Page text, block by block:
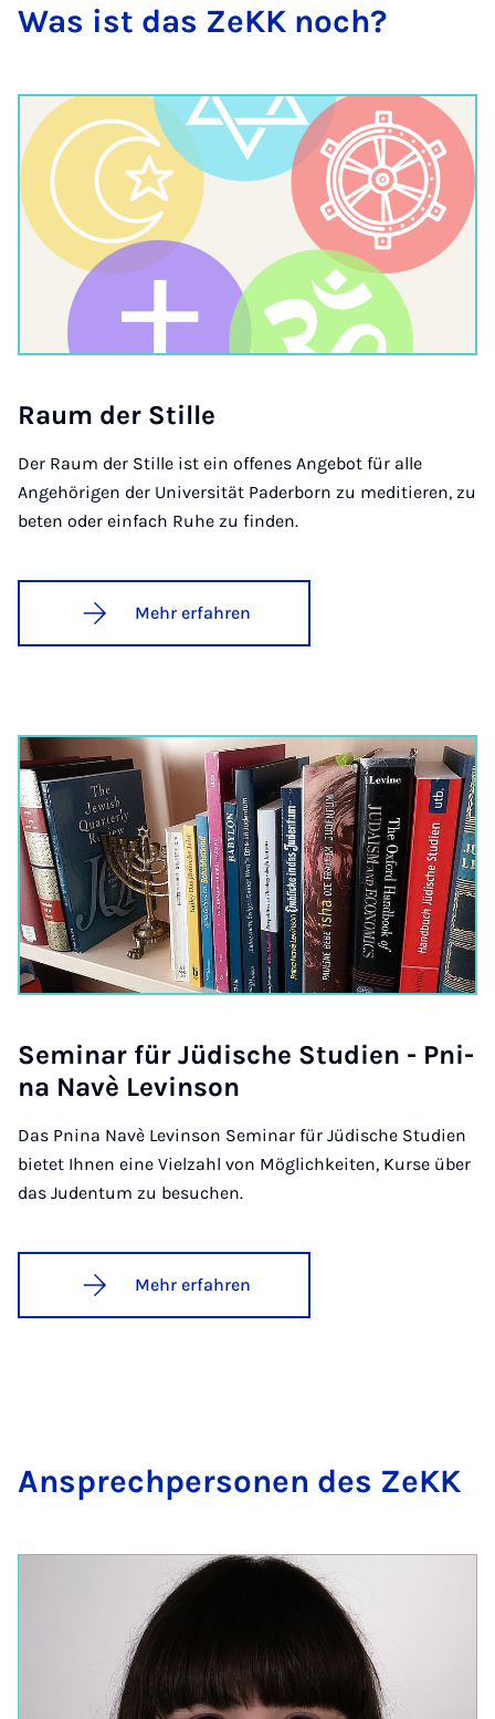
Was ist das ZeKK noch?
Raum der Stil­le
Der Raum der Stille ist ein offenes Angebot für alle
Angehörigen der Universität Paderborn zu meditieren, zu
beten oder einfach Ruhe zu finden.
Mehr erfahren
Se­mi­nar für Jü­di­sche Stu­di­en - Pni­
na Na­vè Le­vin­son
Das Pnina Navè Levinson Seminar für Jüdische Studien
bietet Ihnen eine Vielzahl von Möglichkeiten, Kurse über
das Judentum zu besuchen.
Mehr erfahren
An­sprech­per­so­nen des ZeKK